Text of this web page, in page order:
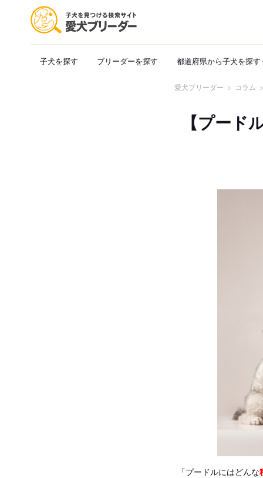
子犬を探す ブリーダーを探す 都道府県から子犬を探す
愛犬ブリーダー > コラム
【プード
「プードルにはどんな